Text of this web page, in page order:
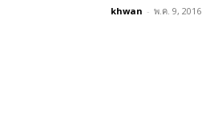
khwan - พ.ค. 9, 2016